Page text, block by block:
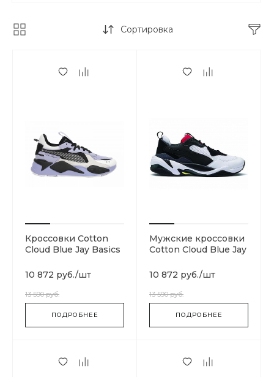
Сортировка
Кроссовки Cotton
Cloud Blue Jay Basics
10 872 руб./шт
13 590 руб.
ПОДРОБНЕЕ
Мужские кроссовки
Cotton Cloud Blue Jay
10 872 руб./шт
13 590 руб.
ПОДРОБНЕЕ